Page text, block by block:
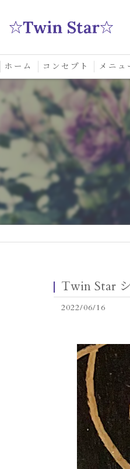
ホーム コンセプト メニュ
スク
Twin Star
2022/06/16